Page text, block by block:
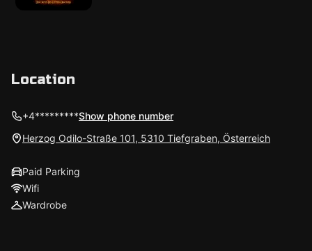
Location
+4*********Show phone number
Herzog Odilo-Straße 101, 5310 Tiefgraben, Österreich
Paid Parking
Wifi
Wardrobe